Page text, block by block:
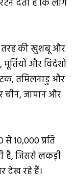
देता है कि लोग
तरह की खुशबू और
और विदेशों
तमिलनाडु और
चीन, जापान और
प्रति
है, जिससे लकड़ी
देख रहे हैं।